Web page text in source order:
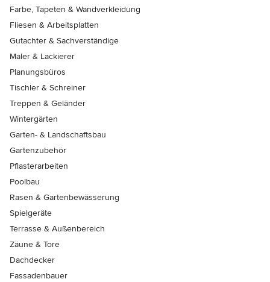
Farbe, Tapeten & Wandverkleidung
Fliesen & Arbeitsplatten
Gutachter & Sachverständige
Maler & Lackierer
Planungsbüros
Tischler & Schreiner
Treppen & Geländer
Wintergärten
Garten- & Landschaftsbau
Gartenzubehör
Pflasterarbeiten
Poolbau
Rasen & Gartenbewässerung
Spielgeräte
Terrasse & Außenbereich
Zäune & Tore
Dachdecker
Fassadenbauer